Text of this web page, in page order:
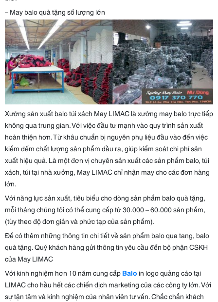
– May balo quà tặng số lượng lớn
Xưởng sản xuất balo túi xách May LIMAC là xưởng may balo trực tiếp
không qua trung gian. Với việc đầu tư mạnh vào quy trình sản xuất
hoàn thiện hơn. Từ khâu chuẩn bị nguyên phụ liệu đầu vào đến việc
kiểm đếm chất lượng sản phẩm đầu ra, giúp kiểm soát chi phí sản
xuất hiệu quả. Là một đơn vị chuyên sản xuất các sản phẩm balo, túi
xách, túi tại nhà xưởng, May LIMAC chỉ nhận may cho các đơn hàng
lớn.
Với năng lực sản xuất, tiêu biểu cho dòng sản phẩm balo quà tặng,
mỗi tháng chúng tôi có thể cung cấp từ 30.000 – 60.000 sản phẩm,
(tùy theo độ đơn giản và phức tạp của sản phẩm).
Để có thêm những thông tin chi tiết về sản phẩm balo qua tang, balo
quà tặng. Quý khách hàng gửi thông tin yêu cầu đến bộ phận CSKH
của May LIMAC
Với kinh nghiệm hơn 10 năm cung cấp Balo in logo quảng cáo tại
LIMAC cho hầu hết các chiến dịch marketing của các công ty lớn. Với
sự tận tâm và kinh nghiệm của nhân viên tư vấn. Chắc chắn khách